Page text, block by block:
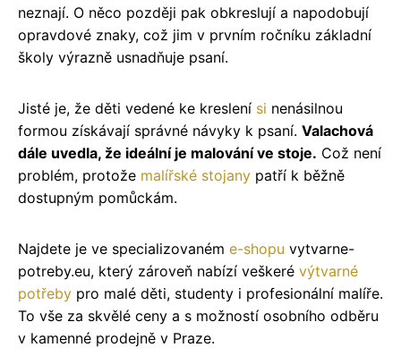
neznají. O něco později pak obkreslují a napodobují
opravdové znaky, což jim v prvním ročníku základní
školy výrazně usnadňuje psaní.
Jisté je, že děti vedené ke kreslení si nenásilnou
formou získávají správné návyky k psaní. Valachová
dále uvedla, že ideální je malování ve stoje. Což není
problém, protože malířské stojany patří k běžně
dostupným pomůckám.
Najdete je ve specializovaném e-shopu vytvarne-
potreby.eu, který zároveň nabízí veškeré výtvarné
potřeby pro malé děti, studenty i profesionální malíře.
To vše za skvělé ceny a s možností osobního odběru
v kamenné prodejně v Praze.